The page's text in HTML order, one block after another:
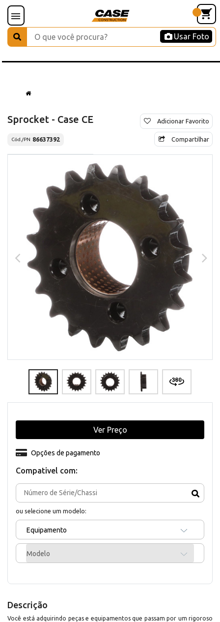
Usar Foto
Sprocket - Case CE
Cód./PN 86637392
Adicionar Favorito
Compartilhar
Compativel com:
ou selecione um modelo:
Equipamento
Modelo
Opções de pagamento
Ver Preço
Descrição
Você está adquirindo peças e equipamentos que passam por um rigoroso